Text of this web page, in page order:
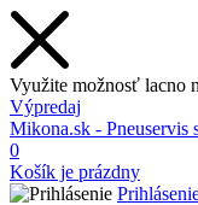
Využite možnosť lacno
Výpredaj
Mikona.sk - Pneuservis
0
Košík je prázdny